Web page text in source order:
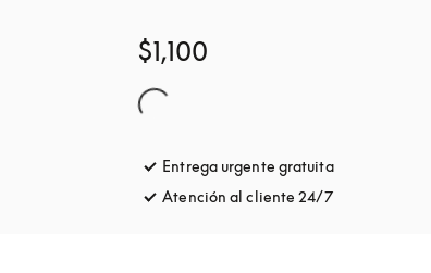
$1,100
Entrega urgente gratuitaapertura en
Atención al cliente 24/7apertura en